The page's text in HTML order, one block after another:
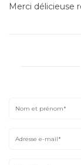
Merci délicieuse